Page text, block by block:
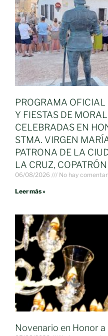
PROGRAMA OFICIAL
Y FIESTAS DE
CELEBRADAS EN
STMA. VIRGEN
PATRONA DE LA
LA CRUZ,
06/08/2026 No hay
Leer más »
Novenario en Honor a